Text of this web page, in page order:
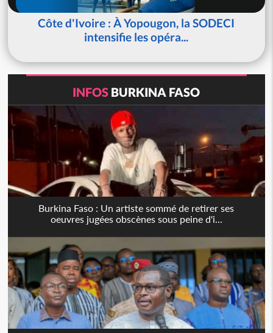
Côte d'Ivoire : À Yopougon, la SODECI
intensifie les opéra...
INFOS BURKINA FASO
Burkina Faso : Un artiste sommé de retirer ses
oeuvres jugées obscènes sous peine d'i...